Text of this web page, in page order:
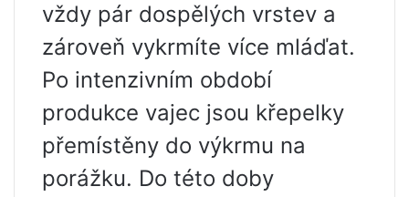
vždy pár dospělých vrstev a
zároveň vykrmíte více mláďat.
Po intenzivním období
produkce vajec jsou křepelky
přemístěny do výkrmu na
porážku. Do této doby